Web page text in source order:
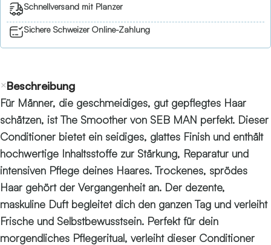
Schnellversand mit Planzer
Sichere Schweizer Online-Zahlung
Beschreibung
Für Männer, die geschmeidiges, gut gepflegtes Haar
schätzen, ist The Smoother von SEB MAN perfekt. Dieser
Conditioner bietet ein seidiges, glattes Finish und enthält
hochwertige Inhaltsstoffe zur Stärkung, Reparatur und
intensiven Pflege deines Haares. Trockenes, sprödes
Haar gehört der Vergangenheit an. Der dezente,
maskuline Duft begleitet dich den ganzen Tag und verleiht
Frische und Selbstbewusstsein. Perfekt für dein
morgendliches Pflegeritual, verleiht dieser Conditioner